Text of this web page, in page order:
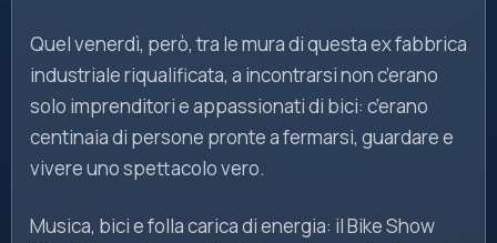
Quel venerdì, però, tra le mura di questa ex fabbrica
industriale riqualificata, a incontrarsi non c’erano
solo imprenditori e appassionati di bici: c’erano
centinaia di persone pronte a fermarsi, guardare e
vivere uno spettacolo vero.
Musica, bici e folla carica di energia: il Bike Show